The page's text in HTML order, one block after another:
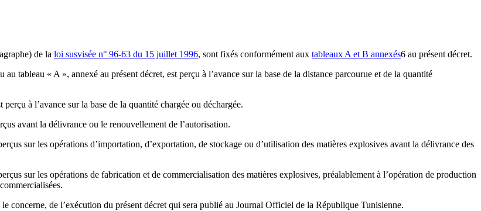
de la loi susvisée n° 96-63 du 15 juillet 1996, sont fixés conformément aux tableaux A et B annexés6 au présent décret.
tableau « A », annexé au présent décret, est perçu à l’avance sur la base de la distance parcourue et de la quantité
à l’avance sur la base de la quantité chargée ou déchargée.
avant la délivrance ou le renouvellement de l’autorisation.
sur les opérations d’importation, d’exportation, de stockage ou d’utilisation des matières explosives avant la délivrance des
sur les opérations de fabrication et de commercialisation des matières explosives, préalablement à l’opération de production
concerne, de l’exécution du présent décret qui sera publié au Journal Officiel de la République Tunisienne.